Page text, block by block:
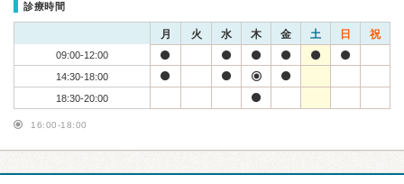
診療時間
月 火 水 木 金 土 日 祝
09:00-12:00
14:30-18:00
18:30-20:00
16:00-18:00